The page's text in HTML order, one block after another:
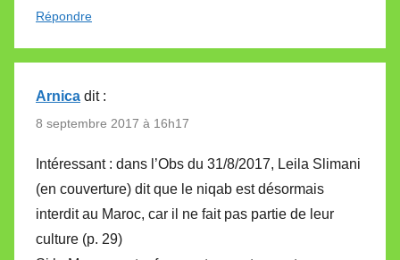
Répondre
Arnica dit :
8 septembre 2017 à 16h17
Intéressant : dans l’Obs du 31/8/2017, Leila Slimani
(en couverture) dit que le niqab est désormais
interdit au Maroc, car il ne fait pas partie de leur
culture (p. 29)